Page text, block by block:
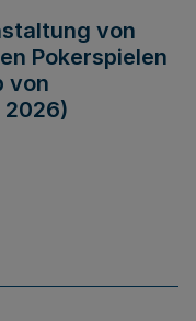
von
Pokerspielen
von
2026)